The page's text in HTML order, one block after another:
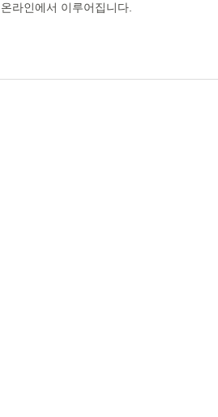
온라인에서 이루어집니다.